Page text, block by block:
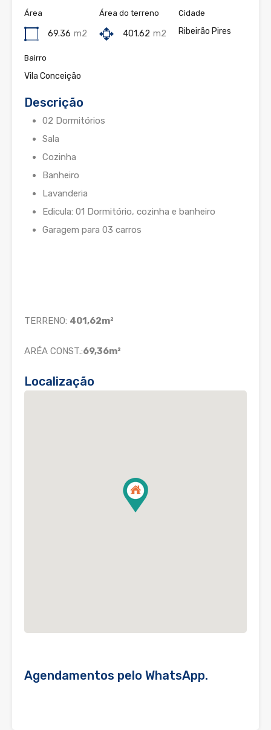
Área
69.36 m2
Área do terreno
401.62 m2
Cidade
Ribeirão Pires
Bairro
Vila Conceição
Descrição
02 Dormitórios
Sala
Cozinha
Banheiro
Lavanderia
Edicula: 01 Dormitório, cozinha e banheiro
Garagem para 03 carros
TERRENO: 401,62m²
ARÉA CONST.:69,36m²
Localização
Agendamentos pelo WhatsApp.